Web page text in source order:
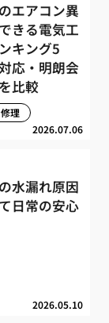
エアコン異
きる電気工
キング5
応・明朗会
比較
2026.07.06
理
水漏れ原因
日常の安心
2026.05.10